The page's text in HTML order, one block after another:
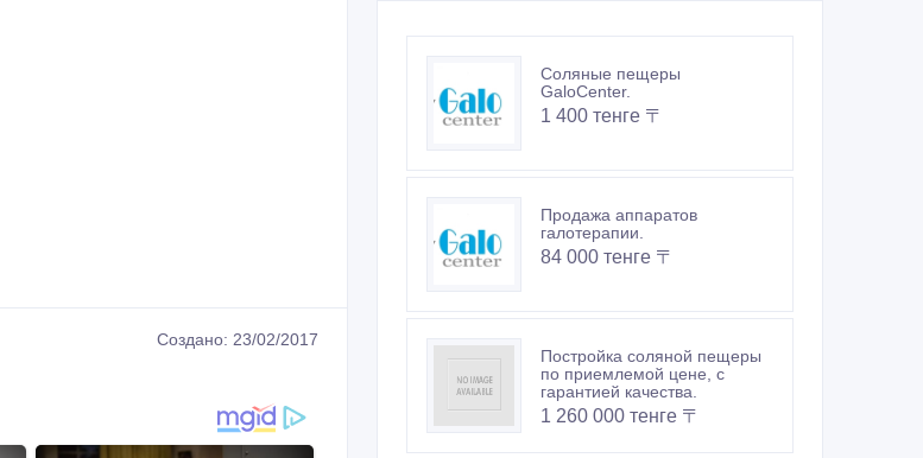
Соляные пещеры
GaloCenter.
1 400 тенге 〒
Продажа аппаратов
галотерапии.
84 000 тенге 〒
Постройка соляной пещеры
по приемлемой цене, с
гарантией качества.
1 260 000 тенге 〒